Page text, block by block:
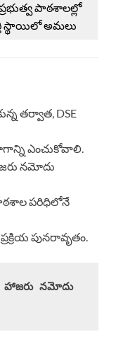
పాఠశాలల్లో
స్థాయిలో అమలు
తర్వాత, DSE
ఎంచుకోవాలి.
నమోదు
పరిధిలోనే
పునరావృతం.
నమోదు